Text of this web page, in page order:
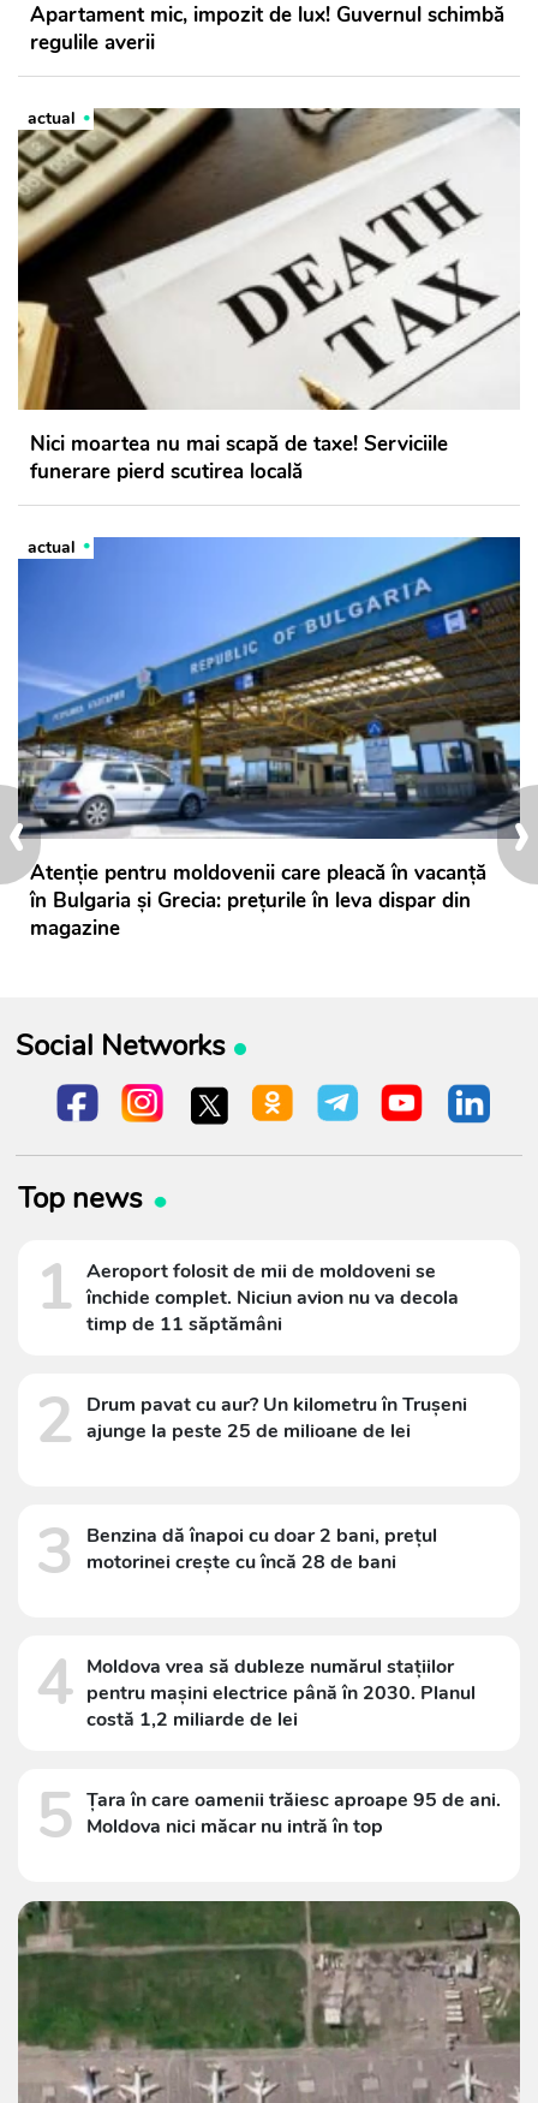
›
‹
Apartament mic, impozit de lux! Guvernul schimbă
regulile averii
actual
Nici moartea nu mai scapă de taxe! Serviciile
funerare pierd scutirea locală
actual
Atenție pentru moldovenii care pleacă în vacanță
în Bulgaria și Grecia: prețurile în leva dispar din
magazine
Social Networks
Top news
1 Aeroport folosit de mii de moldoveni se
închide complet. Niciun avion nu va decola
timp de 11 săptămâni
2
Drum pavat cu aur? Un kilometru în Trușeni
ajunge la peste 25 de milioane de lei
3
Benzina dă înapoi cu doar 2 bani, prețul
motorinei crește cu încă 28 de bani
4 Moldova vrea să dubleze numărul stațiilor
pentru mașini electrice până în 2030. Planul
costă 1,2 miliarde de lei
5 Țara în care oamenii trăiesc aproape 95 de ani.
Moldova nici măcar nu intră în top